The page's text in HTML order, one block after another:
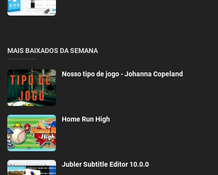
MAIS BAIXADOS DA SEMANA
Nosso tipo de jogo - Johanna Copeland
Home Run High
Jubler Subtitle Εditor 10.0.0